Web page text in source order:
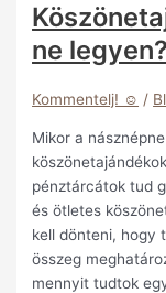
ne legyen?
Kommentelj! ☺️ /
Mikor a
pénztárcátok tud
és ötletes
kell dönteni, hogy
összeg
mennyit tudtok